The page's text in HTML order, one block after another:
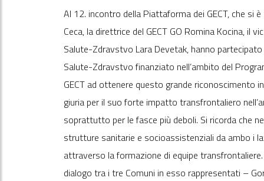
Al 12. incontro della Piattaforma dei GECT, che si
Ceca, la direttrice del GECT GO Romina Kocina, il
Salute-Zdravstvo Lara Devetak, hanno
Salute-Zdravstvo finanziato nell’ambito del
GECT ad ottenere questo grande
giuria per il suo forte impatto transfrontaliero
soprattutto per le fasce più deboli. Si ricorda che
strutture sanitarie e socioassistenziali da ambo i
attraverso la formazione di equipe
dialogo tra i tre Comuni in esso rappresentati –